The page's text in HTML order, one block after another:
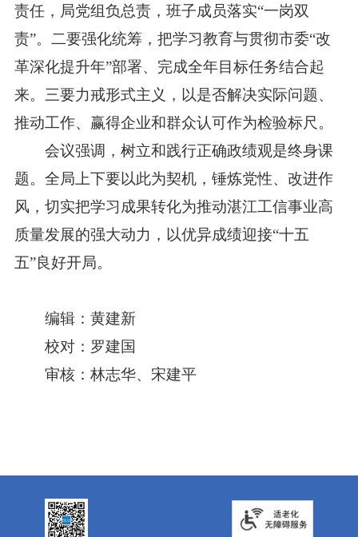
责任，局党组负总责，班子成员落实“一岗双
责”。二要强化统筹，把学习教育与贯彻市委“改
革深化提升年”部署、完成全年目标任务结合起
来。三要力戒形式主义，以是否解决实际问题、
推动工作、赢得企业和群众认可作为检验标尺。
会议强调，树立和践行正确政绩观是终身课
题。全局上下要以此为契机，锤炼党性、改进作
风，切实把学习成果转化为推动湛江工信事业高
质量发展的强大动力，以优异成绩迎接“十五
五”良好开局。
编辑：黄建新
校对：罗建国
审核：林志华、宋建平